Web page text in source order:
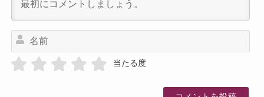
当たる度